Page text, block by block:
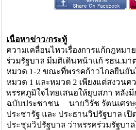
เนื้อหาข่าว/กระทู้
ความเคลื่อนไหวเรื่องการแก้กฎหม
ร่วมรัฐบาล มีมติเดินหน้าแก้ รธน.มา
หมวด 1-2 ขณะที่พรรคก้าวไกลยืนยั
หมวด 1 และหมวด 2 เพียงแต่สงวนค
พรรคภูมิใจไทยเสนอให้ยุบสภา หลัง
ฉบับประชาชน นายวิรัช รัตนเศรษ
ประชารัฐ และ ประธานวิปรัฐบาล เปิ
ประชุมวิปรัฐบาล ว่าพรรคร่วมรัฐบา